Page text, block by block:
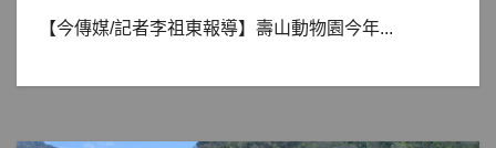
【今傳媒/記者李祖東報導】壽山動物園今年...